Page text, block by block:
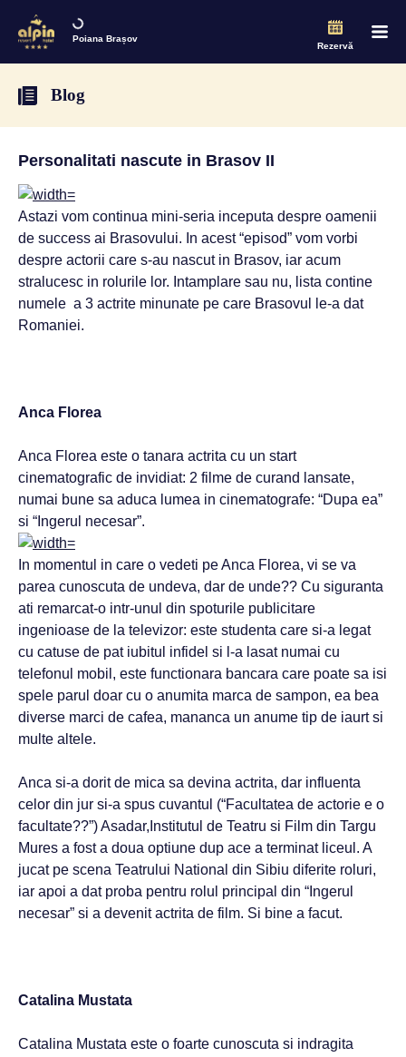
Poiana Brașov
Rezervă
Blog
Personalitati nascute in Brasov II
Astazi vom continua mini-seria inceputa despre oamenii
de success ai Brasovului. In acest “episod” vom vorbi
despre actorii care s-au nascut in Brasov, iar acum
stralucesc in rolurile lor. Intamplare sau nu, lista contine
numele a 3 actrite minunate pe care Brasovul le-a dat
Romaniei.
Anca Florea
Anca Florea este o tanara actrita cu un start
cinematografic de invidiat: 2 filme de curand lansate,
numai bune sa aduca lumea in cinematografe: “Dupa ea”
si “Ingerul necesar”.
In momentul in care o vedeti pe Anca Florea, vi se va
parea cunoscuta de undeva, dar de unde?? Cu siguranta
ati remarcat-o intr-unul din spoturile publicitare
ingenioase de la televizor: este studenta care si-a legat
cu catuse de pat iubitul infidel si l-a lasat numai cu
telefonul mobil, este functionara bancara care poate sa isi
spele parul doar cu o anumita marca de sampon, ea bea
diverse marci de cafea, mananca un anume tip de iaurt si
multe altele.
Anca si-a dorit de mica sa devina actrita, dar influenta
celor din jur si-a spus cuvantul (“Facultatea de actorie e o
facultate??”) Asadar,Institutul de Teatru si Film din Targu
Mures a fost a doua optiune dup ace a terminat liceul. A
jucat pe scena Teatrului National din Sibiu diferite roluri,
iar apoi a dat proba pentru rolul principal din “Ingerul
necesar” si a devenit actrita de film. Si bine a facut.
Catalina Mustata
Catalina Mustata este o foarte cunoscuta si indragita